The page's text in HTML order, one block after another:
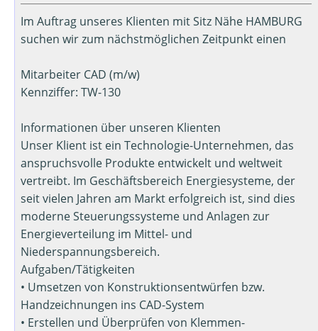
Im Auftrag unseres Klienten mit Sitz Nähe HAMBURG
suchen wir zum nächstmöglichen Zeitpunkt einen
Mitarbeiter CAD (m/w)
Kennziffer: TW-130
Informationen über unseren Klienten
Unser Klient ist ein Technologie-Unternehmen, das
anspruchsvolle Produkte entwickelt und weltweit
vertreibt. Im Geschäftsbereich Energiesysteme, der
seit vielen Jahren am Markt erfolgreich ist, sind dies
moderne Steuerungssysteme und Anlagen zur
Energieverteilung im Mittel- und
Niederspannungsbereich.
Aufgaben/Tätigkeiten
• Umsetzen von Konstruktionsentwürfen bzw.
Handzeichnungen ins CAD-System
• Erstellen und Überprüfen von Klemmen-